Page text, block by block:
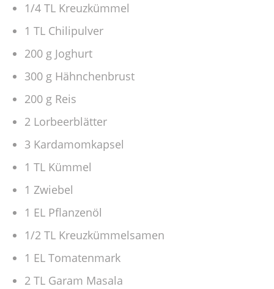
1/4 TL Kreuzkümmel
1 TL Chilipulver
200 g Joghurt
300 g Hähnchenbrust
200 g Reis
2 Lorbeerblätter
3 Kardamomkapsel
1 TL Kümmel
1 Zwiebel
1 EL Pflanzenöl
1/2 TL Kreuzkümmelsamen
1 EL Tomatenmark
2 TL Garam Masala